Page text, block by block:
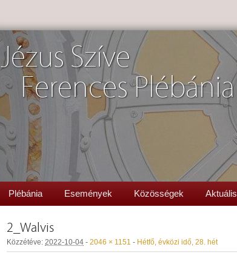
Jézus Szíve
Ferences Plébánia
Plébánia Események Közösségek Aktuális
2_Walvis
Közzétéve: 2022-10-04 - 2046 × 1151 - Hétfő, évközi idő, 28. hét